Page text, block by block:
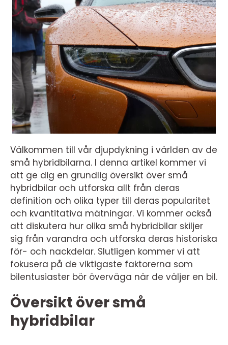
Välkommen till vår djupdykning i världen av de
små hybridbilarna. I denna artikel kommer vi
att ge dig en grundlig översikt över små
hybridbilar och utforska allt från deras
definition och olika typer till deras popularitet
och kvantitativa mätningar. Vi kommer också
att diskutera hur olika små hybridbilar skiljer
sig från varandra och utforska deras historiska
för- och nackdelar. Slutligen kommer vi att
fokusera på de viktigaste faktorerna som
bilentusiaster bör överväga när de väljer en bil.
Översikt över små
hybridbilar